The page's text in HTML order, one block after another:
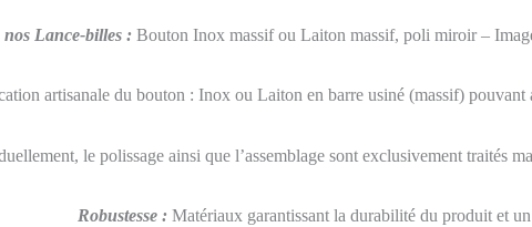
nos Lance-billes : Bouton Inox massif ou Laiton massif, poli miroir –
artisanale du bouton : Inox ou Laiton en barre usiné (massif)
le polissage ainsi que l’assemblage sont exclusivement traités
Robustesse : Matériaux garantissant la durabilité du produit et